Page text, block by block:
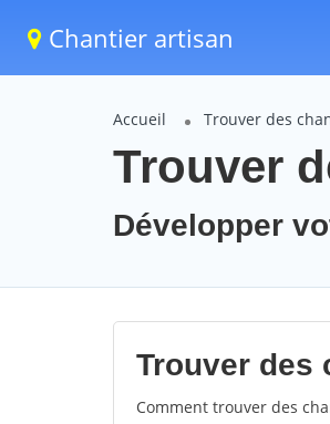
Chantier artisan
Accueil Trouver des
Trouver
Développer
Trouver des
Comment trouver des